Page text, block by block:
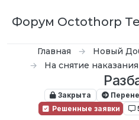
Форум Octothorp
Главная Новый
На снятие наказания
Закрыта
Решенные заявки